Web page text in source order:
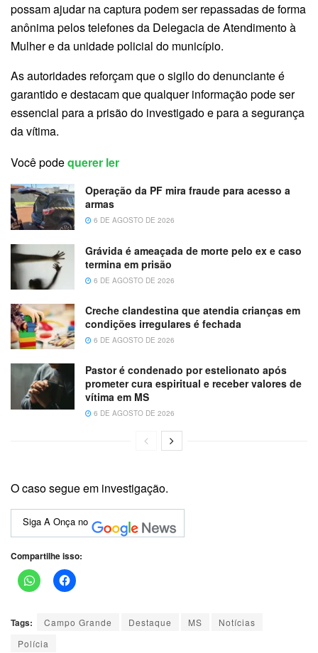
possam ajudar na captura podem ser repassadas de forma
anônima pelos telefones da Delegacia de Atendimento à
Mulher e da unidade policial do município.
As autoridades reforçam que o sigilo do denunciante é
garantido e destacam que qualquer informação pode ser
essencial para a prisão do investigado e para a segurança
da vítima.
Você podequerer ler
Operação da PF mira fraude para acesso a
armas
6 DE AGOSTO DE 2026
Grávida é ameaçada de morte pelo ex e caso
termina em prisão
6 DE AGOSTO DE 2026
Creche clandestina que atendia crianças em
condições irregulares é fechada
6 DE AGOSTO DE 2026
Pastor é condenado por estelionato após
prometer cura espiritual e receber valores de
vítima em MS
6 DE AGOSTO DE 2026
O caso segue em investigação.
Siga A Onça no
Compartilhe isso:
Tags: Campo Grande Destaque MS
Notícias
Polícia